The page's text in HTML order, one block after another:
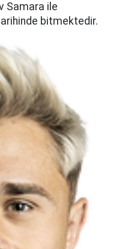
Samara ile
bitmektedir.